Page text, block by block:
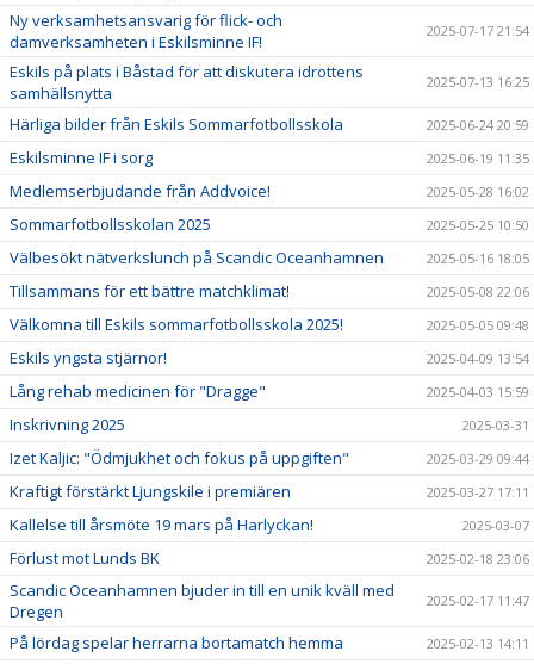
Ny verksamhetsansvarig för flick- och
damverksamheten i Eskilsminne IF!
2025-07-17 21:54
Eskils på plats i Båstad för att diskutera idrottens
samhällsnytta
2025-07-13 16:25
Härliga bilder från Eskils Sommarfotbollsskola 2025-06-24 20:59
Eskilsminne IF i sorg 2025-06-19 11:35
Medlemserbjudande från Addvoice! 2025-05-28 16:02
Sommarfotbollsskolan 2025 2025-05-25 10:50
Välbesökt nätverkslunch på Scandic Oceanhamnen 2025-05-16 18:05
Tillsammans för ett bättre matchklimat! 2025-05-08 22:06
Välkomna till Eskils sommarfotbollsskola 2025! 2025-05-05 09:48
Eskils yngsta stjärnor! 2025-04-09 13:54
Lång rehab medicinen för "Dragge" 2025-04-03 15:59
Inskrivning 2025 2025-03-31
Izet Kaljic: "Ödmjukhet och fokus på uppgiften" 2025-03-29 09:44
Kraftigt förstärkt Ljungskile i premiären 2025-03-27 17:11
Kallelse till årsmöte 19 mars på Harlyckan! 2025-03-07
Förlust mot Lunds BK 2025-02-18 23:06
Scandic Oceanhamnen bjuder in till en unik kväll med
Dregen
2025-02-17 11:47
På lördag spelar herrarna bortamatch hemma 2025-02-13 14:11